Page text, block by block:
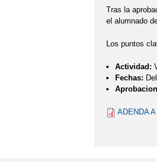
Tras la
el alumnado
Los puntos
Actividad:
Fechas:
ADENDA